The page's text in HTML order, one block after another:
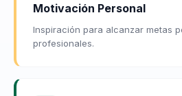
Motivación Personal
Inspiración para alcanzar metas
profesionales.